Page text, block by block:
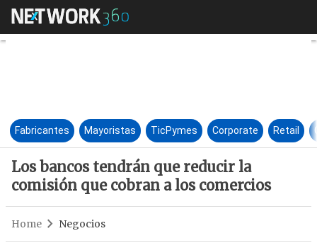
Los bancos tendrán que
Fabricantes Mayoristas TicPymes Corporate Retail
Los bancos tendrán que reducir la
comisión que cobran a los comercios
Home Negocios